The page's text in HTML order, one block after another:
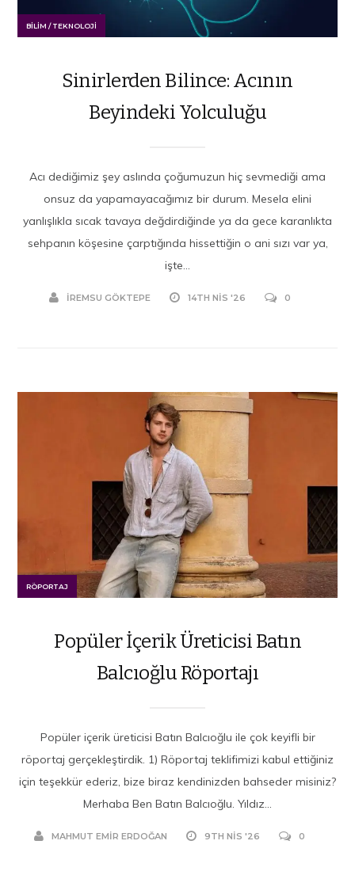
BILIM / TEKNOLOJI
Sinirlerden Bilince: Acının
Beyindeki Yolculuğu
Acı dediğimiz şey aslında çoğumuzun hiç sevmediği ama
onsuz da yapamayacağımız bir durum. Mesela elini
yanlışlıkla sıcak tavaya değdirdiğinde ya da gece karanlıkta
sehpanın köşesine çarptığında hissettiğin o ani sızı var ya,
işte...
İREMSU GÖKTEPE 14TH NIS '26 0
RÖPORTAJ
Popüler İçerik Üreticisi Batın
Balcıoğlu Röportajı
Popüler içerik üreticisi Batın Balcıoğlu ile çok keyifli bir
röportaj gerçekleştirdik. 1) Röportaj teklifimizi kabul ettiğiniz
için teşekkür ederiz, bize biraz kendinizden bahseder misiniz?
Merhaba Ben Batın Balcıoğlu. Yıldız...
MAHMUT EMIR ERDOĞAN 9TH NIS '26 0